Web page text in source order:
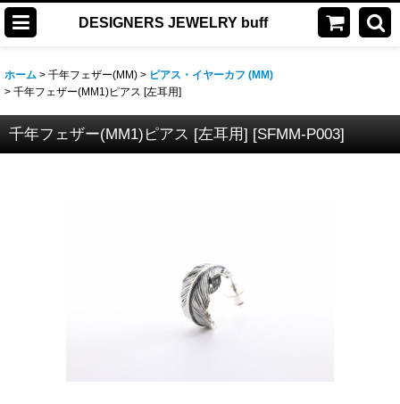
DESIGNERS JEWELRY buff
ホーム > 千年フェザー(MM) > ピアス・イヤーカフ (MM)
> 千年フェザー(MM1)ピアス [左耳用]
千年フェザー(MM1)ピアス [左耳用] [SFMM-P003]